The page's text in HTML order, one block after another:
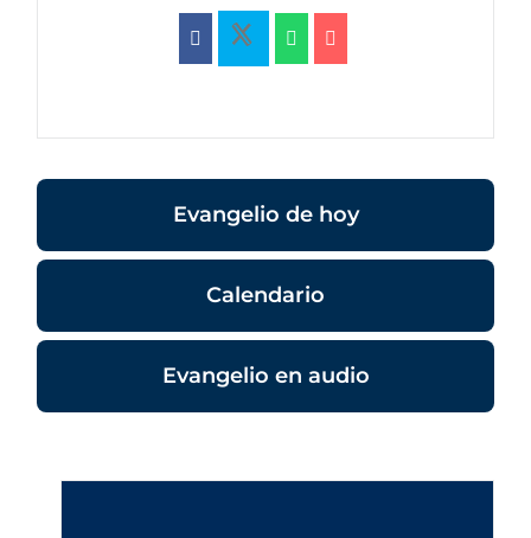
Evangelio de hoy
Calendario
Evangelio en audio